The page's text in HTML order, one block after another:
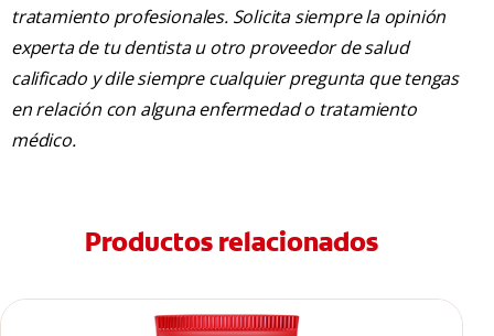
tratamiento profesionales. Solicita siempre la opinión
experta de tu dentista u otro proveedor de salud
calificado y dile siempre cualquier pregunta que tengas
en relación con alguna enfermedad o tratamiento
médico.
Productos relacionados